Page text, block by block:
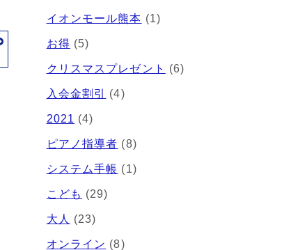
イオンモール熊本 (1)
お得 (5)
クリスマスプレゼント (6)
入会金割引 (4)
2021 (4)
ピアノ指導者 (8)
システム手帳 (1)
こども (29)
大人 (23)
オンライン (8)